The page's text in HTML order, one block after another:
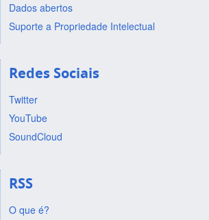
Dados abertos
Suporte a Propriedade Intelectual
Redes Sociais
Twitter
YouTube
SoundCloud
RSS
O que é?